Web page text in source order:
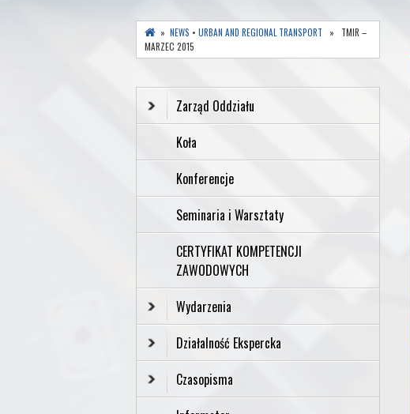
» NEWS • URBAN AND REGIONAL TRANSPORT » TMIR –
MARZEC 2015
Zarząd Oddziału
Koła
Konferencje
Seminaria i Warsztaty
CERTYFIKAT KOMPETENCJI
ZAWODOWYCH
Wydarzenia
Działalność Ekspercka
Czasopisma